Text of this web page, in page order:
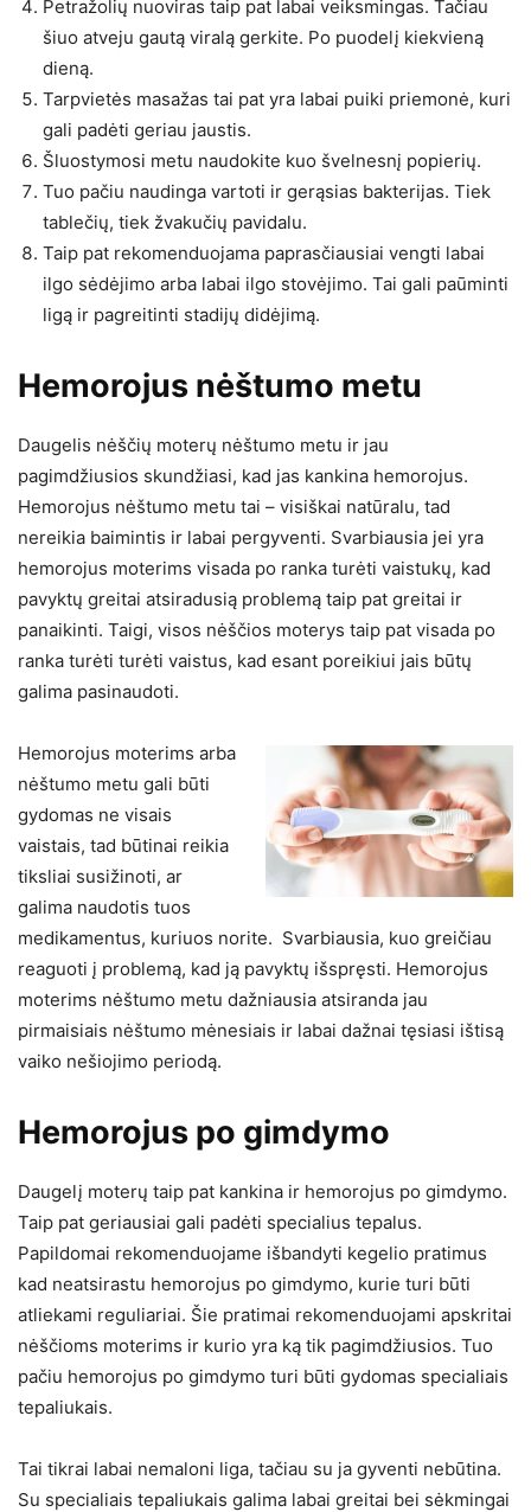
Petražolių nuoviras taip pat labai veiksmingas. Tačiau
šiuo atveju gautą viralą gerkite. Po puodelį kiekvieną
dieną.
Tarpvietės masažas tai pat yra labai puiki priemonė, kuri
gali padėti geriau jaustis.
Šluostymosi metu naudokite kuo švelnesnį popierių.
Tuo pačiu naudinga vartoti ir gerąsias bakterijas. Tiek
tablečių, tiek žvakučių pavidalu.
Taip pat rekomenduojama paprasčiausiai vengti labai
ilgo sėdėjimo arba labai ilgo stovėjimo. Tai gali paūminti
ligą ir pagreitinti stadijų didėjimą.
Hemorojus nėštumo metu
Daugelis nėščių moterų nėštumo metu ir jau
pagimdžiusios skundžiasi, kad jas kankina hemorojus.
Hemorojus nėštumo metu tai – visiškai natūralu, tad
nereikia baimintis ir labai pergyventi. Svarbiausia jei yra
hemorojus moterims visada po ranka turėti vaistukų, kad
pavyktų greitai atsiradusią problemą taip pat greitai ir
panaikinti. Taigi, visos nėščios moterys taip pat visada po
ranka turėti turėti vaistus, kad esant poreikiui jais būtų
galima pasinaudoti.
Hemorojus moterims arba
nėštumo metu gali būti
gydomas ne visais
vaistais, tad būtinai reikia
tiksliai susižinoti, ar
galima naudotis tuos
medikamentus, kuriuos norite. Svarbiausia, kuo greičiau
reaguoti į problemą, kad ją pavyktų išspręsti. Hemorojus
moterims nėštumo metu dažniausia atsiranda jau
pirmaisiais nėštumo mėnesiais ir labai dažnai tęsiasi ištisą
vaiko nešiojimo periodą.
Hemorojus po gimdymo
Daugelį moterų taip pat kankina ir hemorojus po gimdymo.
Taip pat geriausiai gali padėti specialius tepalus.
Papildomai rekomenduojame išbandyti kegelio pratimus
kad neatsirastu hemorojus po gimdymo, kurie turi būti
atliekami reguliariai. Šie pratimai rekomenduojami apskritai
nėščioms moterims ir kurio yra ką tik pagimdžiusios. Tuo
pačiu hemorojus po gimdymo turi būti gydomas specialiais
tepaliukais.
Tai tikrai labai nemaloni liga, tačiau su ja gyventi nebūtina.
Su specialiais tepaliukais galima labai greitai bei sėkmingai